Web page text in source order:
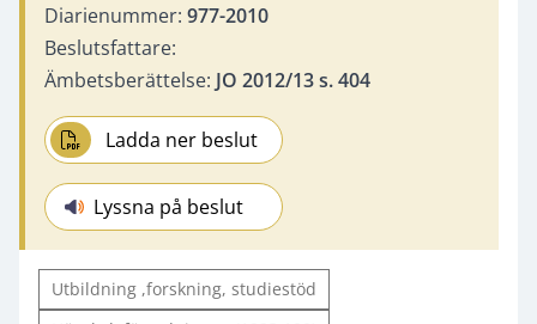
Diarienummer: 977-2010
Beslutsfattare:
Ämbetsberättelse: JO 2012/13 s. 404
Ladda ner beslut
Lyssna på beslut
Utbildning ,forskning, studiestöd